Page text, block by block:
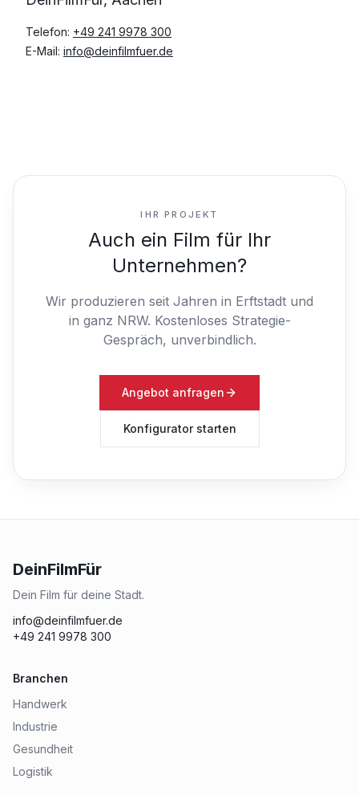
Telefon: +49 241 9978 300
E-Mail: info@deinfilmfuer.de
IHR PROJEKT
Auch ein Film für Ihr
Unternehmen?
Wir produzieren seit Jahren in Erftstadt und
in ganz NRW. Kostenloses Strategie-
Gespräch, unverbindlich.
Angebot anfragen
Konfigurator starten
DeinFilmFür
Dein Film für deine Stadt.
info@deinfilmfuer.de
+49 241 9978 300
Branchen
Handwerk
Industrie
Gesundheit
Logistik